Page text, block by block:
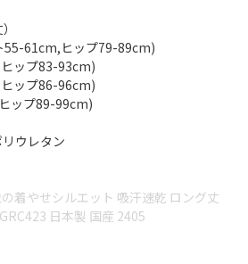
61cm,ヒップ79-89cm)
ップ83-93cm)
ップ86-96cm)
ップ89-99cm)
ウレタン
着やせシルエット 吸汗速乾 ロング丈
日本製 国産 2405